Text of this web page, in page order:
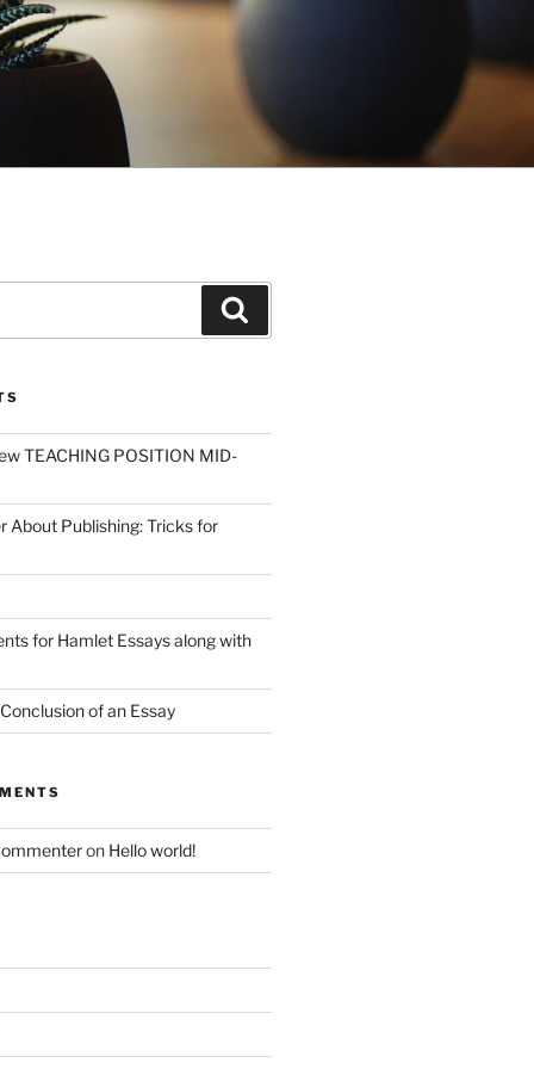
TEACHING POSITION MID-
About Publishing: Tricks for
for Hamlet Essays along with
of an Essay
on Hello world!